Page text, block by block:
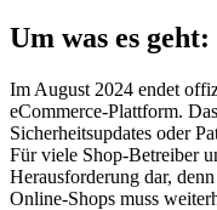
Um was es geht:
Im August 2024 endet
eCommerce-Plattform.
Sicherheitsupdates oder
Für viele Shop-Betreiber
Herausforderung dar,
Online-Shops muss